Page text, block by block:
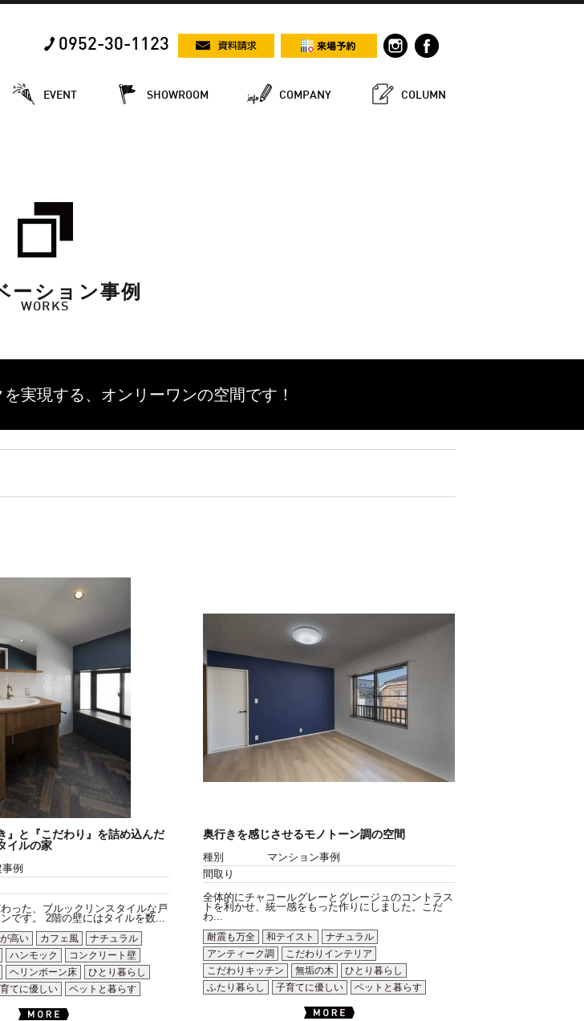
0952-30-1123
EVENT SHOWROOM COMPANY COLUMN
ーション事例
WORKS
実現する、 オンリーワンの空間です！
』と『こだわり』を詰め込んだ
イルの家
事例
った、ブルックリンスタイルな戸
です。 2階の壁にはタイルを数...
高い カフェ風
ナチュラル
ハンモック
コンクリート壁
ヘリンボーン床
ひとり暮らし
てに優しい ペットと暮らす
奥行きを感じさせるモノトーン調の空間
種別
マンション事例
間取り
全体的にチャコールグレーとグレージュのコントラス
トを利かせ、統一感をもった作りにしました。こだ
わ...
耐震も万全
和テイスト
ナチュラル
アンティーク調
こだわりインテリア
こだわりキッチン
無垢の木
ひとり暮らし
ふたり暮らし
子育てに優しい ペットと暮らす